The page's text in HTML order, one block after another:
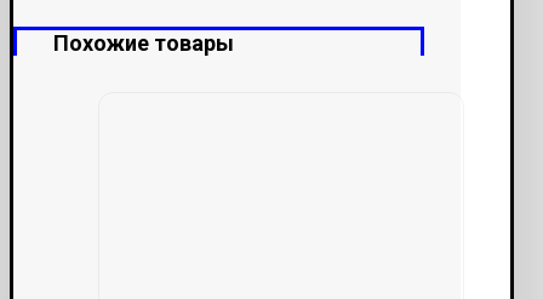
Похожие товары